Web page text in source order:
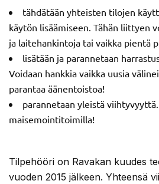
tähdätään yhteisten tilojen
käytön lisäämiseen. Tähän liittyen
ja laitehankintoja tai vaikka pientä
lisätään ja parannetaan
Voidaan hankkia vaikka uusia
parantaa äänentoistoa!
parannetaan yleistä
maisemointitoimilla!
Tilpehööri on Ravakan kuudes
vuoden 2015 jälkeen. Yhteensä